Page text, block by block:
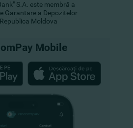
S.A. este membră a
Garantare a Depozitelor
Moldova
Mobile